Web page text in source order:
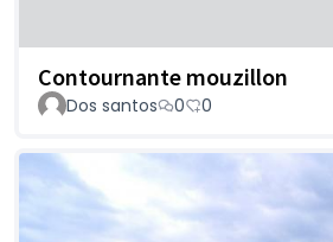
Contournante mouzillon
Dos santos 0 0